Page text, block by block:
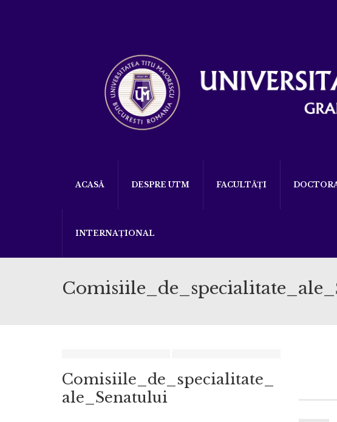
ACASĂ DESPRE UTM FACULTĂȚI
INTERNAȚIONAL
Comisiile_de_specialitate_
ale_Senatului